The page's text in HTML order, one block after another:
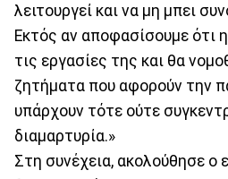
λειτουργεί και να μη μπει
Εκτός αν αποφασίσουμε ότι
τις εργασίες της και θα
ζητήματα που αφορούν την
υπάρχουν τότε ούτε
διαμαρτυρία.»
Στη συνέχεια, ακολούθησε ο